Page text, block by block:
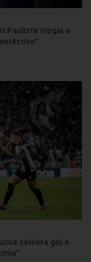
Paulista elogia a
celebra gol e